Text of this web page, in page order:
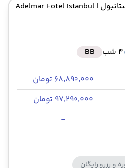
| Adelmar Hotel Istanbul
4 شب BB
۶۸٬۸۹۰٬۰۰۰ تومان
۹۷٬۲۹۰٬۰۰۰ تومان
-
-
و رزرو رایگان